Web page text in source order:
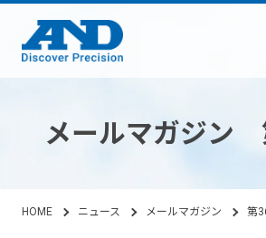
メールマガジン
HOME ニュース メールマガジン 第